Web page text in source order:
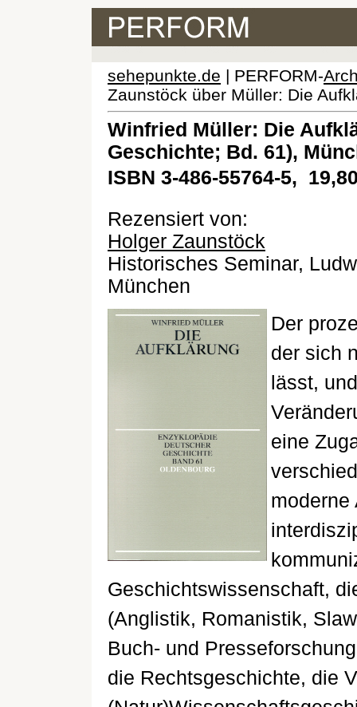
sehepunkte.de | PERFORM-
Zaunstöck über Müller: Die
Winfried Müller: Die
Geschichte; Bd. 61),
ISBN 3-486-55764-5, 
Rezensiert von:
Holger Zaunstöck
Historisches Seminar,
München
Der
der sich
lässt,
eine
moderne
Geschichtswissenschaft,
(Anglistik, Romanistik,
Buch- und
die Rechtsgeschichte, die